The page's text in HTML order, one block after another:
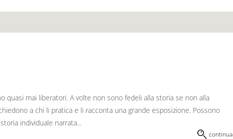
quasi mai liberatori. A volte non sono fedeli alla storia se non alla
a chi li pratica e li racconta una grande esposizione. Possono
individuale narrata...
continua